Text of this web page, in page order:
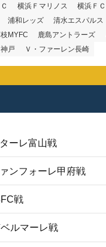
横浜Ｆマリノス
横浜ＦＣ
浦和レッズ
清水エスパルス
MYFC 鹿島アントラーズ
戸 Ｖ・ファーレン長崎
ーレ富山戦
ンフォーレ甲府戦
戦
ルマーレ戦